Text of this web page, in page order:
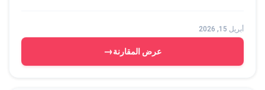
أبريل 15, 2026
عرض المقارنة→